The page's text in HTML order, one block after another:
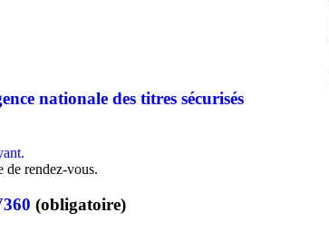
nationale des titres sécurisés
de rendez-vous.
(obligatoire)